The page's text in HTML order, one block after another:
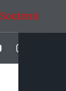
Soutenir